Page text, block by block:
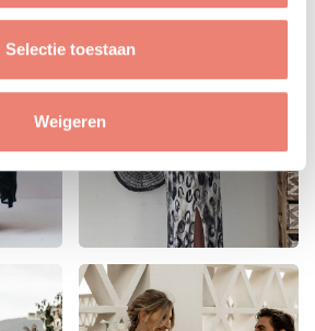
Selectie toestaan
Weigeren